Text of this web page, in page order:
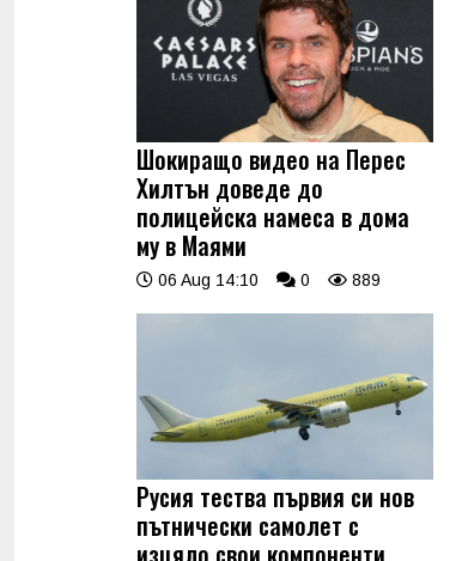
Шокиращо видео на Перес
Хилтън доведе до
полицейска намеса в дома
му в Маями
06 Aug 14:10 0 889
Русия тества първия си нов
пътнически самолет с